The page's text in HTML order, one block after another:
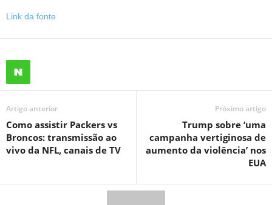
Link da fonte
Artigo anterior
Como assistir Packers vs
Broncos: transmissão ao
vivo da NFL, canais de TV
Próximo artigo
Trump sobre ‘uma
campanha vertiginosa de
aumento da violência’ nos
EUA